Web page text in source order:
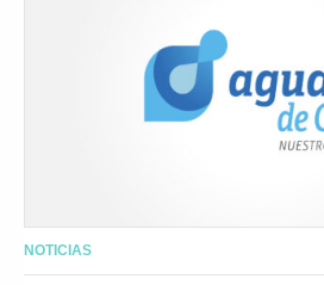
NOTICIAS